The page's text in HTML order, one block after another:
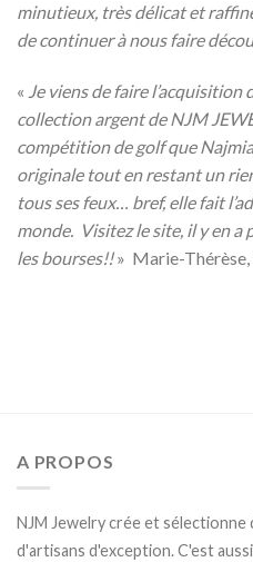
minutieux, très délicat et
de continuer à nous faire
« Je viens de faire l’acquisition
collection argent de NJM
compétition de golf que
originale tout en restant un
tous ses feux… bref, elle fait
monde. Visitez le site, il y en
les bourses!!» Marie-
A PROPOS
NJM Jewelry crée et sélectionne
d'artisans d'exception. C'est